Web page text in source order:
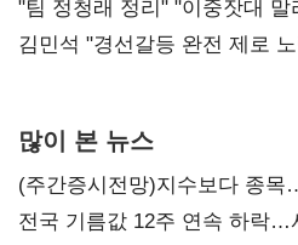
"팀 정청래 정리" "이중잣대
다툼 격화
김민석 "경선갈등 완전 제로
많이 본 뉴스
(주간증시전망)지수보다 종
전국 기름값 12주 연속 하락…